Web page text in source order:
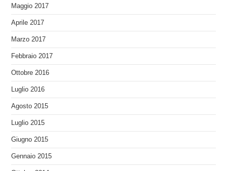
Maggio 2017
Aprile 2017
Marzo 2017
Febbraio 2017
Ottobre 2016
Luglio 2016
Agosto 2015
Luglio 2015
Giugno 2015
Gennaio 2015